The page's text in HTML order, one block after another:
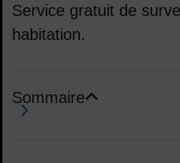
Service gratuit de
habitation.
Sommaire